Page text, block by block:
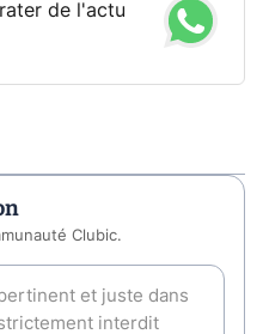
de l'actu
Clubic.